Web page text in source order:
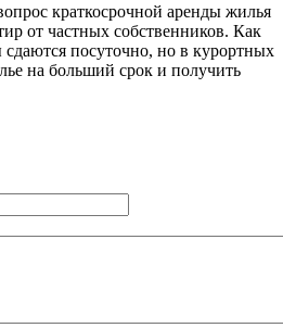
краткосрочной аренды жилья
от частных собственников. Как
посуточно, но в курортных
на больший срок и получить